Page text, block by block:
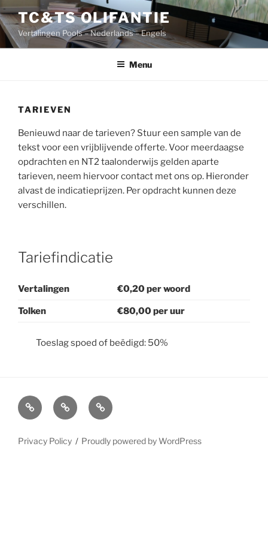
Skip
to
content
TC&TS OLIFANTIE
Vertalingen Pools – Nederlands – Engels
Menu
TARIEVEN
Benieuwd naar de tarieven? Stuur een sample van de
tekst voor een vrijblijvende offerte. Voor meerdaagse
opdrachten en NT2 taalonderwijs gelden aparte
tarieven, neem hiervoor contact met ons op. Hieronder
alvast de indicatieprijzen. Per opdracht kunnen deze
verschillen.
Tariefindicatie
Vertalingen €0,20 per woord
Tolken €80,00 per uur
Toeslag spoed of beëdigd: 50%
Nederlands
Genootschap
Bureau
Wet
Tolken
Stichting
Literatura
Privacy Policy Proudly powered by WordPress